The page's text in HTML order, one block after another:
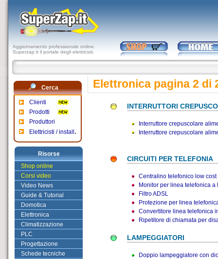
Aggiornamento professionale online.
Superzap.it il portale degli elettricisti.
Cerca
Clienti
Prodotti
Produttori
Elettricisti / install .
Risorse
Shop online
Corsi video
Video News
Guide & Tutorial
Domotica
Elettronica
Climatizzazione
PLC
Progettazione
Schede tecniche
Elettronica pagina 2 di
INTERRUTTORI
Interruttore crepuscolare
Interruttore crepuscolare
CIRCUITI PER TELEFONIA
Centralino telefonico low cost
Monitor per linea telefonica a
Filtro ADSL
Protezione per linea
Convertitore linea telefonica
Ripetitore di chiamata per
LAMPEGGIATORI
Doppio lampeggiatore con